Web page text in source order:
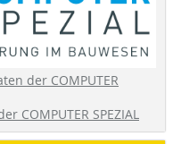
der COMPUTER
COMPUTER SPEZIAL